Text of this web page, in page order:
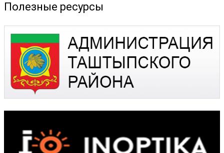
Полезные ресурсы